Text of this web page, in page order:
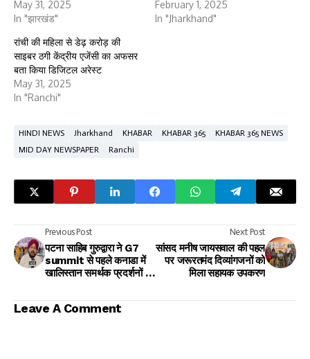
May 31, 2025
In "झारखंड"
February 1, 2025
In "Jharkhand"
रांची की महिला से डेढ़ करोड़ की
साइबर ठगी केंद्रीय एजेंसी का अफसर
बता किया डिजिटल अरेस्ट
May 31, 2025
In "Ranchi"
HINDI NEWS Jharkhand KHABAR KHABAR 365
KHABAR 365 NEWS
MID DAY NEWSPAPER
Ranchi
Previous Post
पटना साहिब गुरुद्वारा ने G7
summit से पहले कनाडा में
खालिस्तान समर्थक प्रदर्शनों की
Next Post
सांसद मनीष जायसवाल की पहल
पर जरूरतमंद दिव्यांगजनों को
मिला सहायक उपकरण
Leave A Comment